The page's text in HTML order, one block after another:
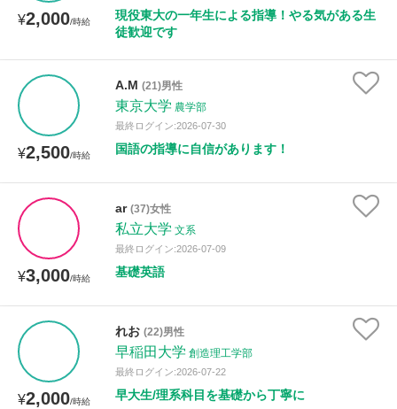
¥2,000/時給
現役東大の一年生による指導！やる気がある生
徒歓迎です
¥2,500/時給
A.M (21)男性
東京大学 農学部
最終ログイン:2026-07-30
国語の指導に自信があります！
¥3,000/時給
ar (37)女性
私立大学 文系
最終ログイン:2026-07-09
基礎英語
¥2,000/時給
れお (22)男性
早稲田大学 創造理工学部
最終ログイン:2026-07-22
早大生/理系科目を基礎から丁寧に